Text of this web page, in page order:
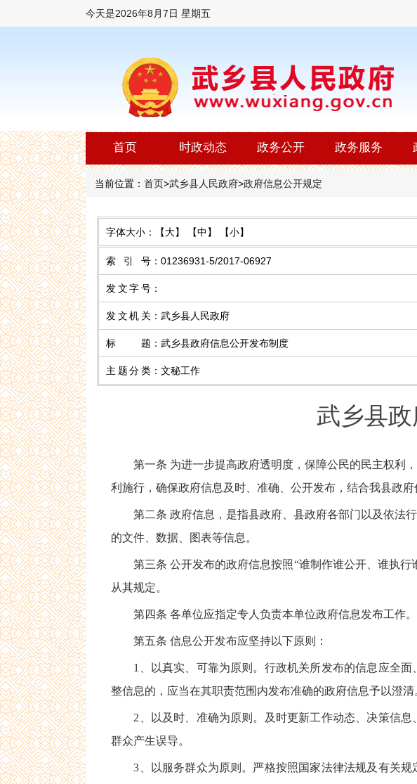
今天是2026年8月7日 星期五
首页 时政动态 政务公开 政务服务
当前位置： 首页>武乡县人民政府>政府信息公开规定
字体大小： 【大】 【中】 【小】
索 引 号 ： 01236931-5/2017-06927
发文字号 ：
发文机关 ： 武乡县人民政府
标 题 ： 武乡县政府信息公开发布制度
主题分类 ： 文秘工作
武乡县
第一条 为进一步提高政府透明度，保障公民的民主权利，
利施行，确保政府信息及时、准确、公开发布，结合我县政府
第二条 政府信息，是指县政府、县政府各部门以及依法行
的文件、数据、图表等信息。
第三条 公开发布的政府信息按照“谁制作谁公开、谁执行
从其规定。
第四条 各单位应指定专人负责本单位政府信息发布工作。
第五条 信息公开发布应坚持以下原则：
1、以真实、可靠为原则。行政机关所发布的信息应全面
整信息的，应当在其职责范围内发布准确的政府信息予以澄清
2、以及时、准确为原则。及时更新工作动态、决策信息
群众产生误导。
3、以服务群众为原则。严格按照国家法律法规及有关规